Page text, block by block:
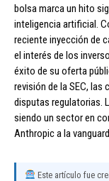
bolsa marca un hito
inteligencia artificial.
reciente inyección de
el interés de los
éxito de su oferta
revisión de la SEC, las
disputas regulatorias.
siendo un sector en
Anthropic a la
Este artículo fue